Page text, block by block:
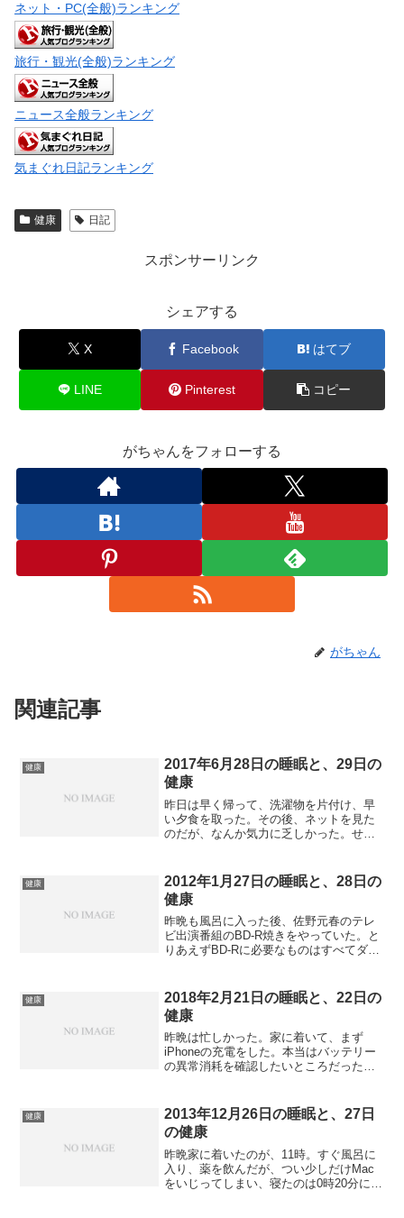
ネット・PC(全般)ランキング
旅行・観光(全般)ランキング
ニュース全般ランキング
気まぐれ日記ランキング
健康 日記
スポンサーリンク
シェアする
X Facebook はてブ
LINE Pinterest コピー
がちゃんをフォローする
がちゃん
関連記事
健康
2017年6月28日の睡眠と、29日の
健康
昨日は早く帰って、洗濯物を片付け、早
い夕食を取った。その後、ネットを見た
のだが、なんか気力に乏しかった。せっ
が、欲しいものがない。買い物する気力
がなくて、入浴後、ベッド...
健康
2012年1月27日の睡眠と、28日の
健康
昨晩も風呂に入った後、佐野元春のテレ
ビ出演番組のBD-R焼きをやっていた。と
りあえずBD-Rに必要なものはすべてダビ
くなかったが、不眠というほどでもなく
眠りについた...
健康
2018年2月21日の睡眠と、22日の
健康
昨晩は忙しかった。家に着いて、まず
iPhoneの充電をした。本当はバッテリー
の異常消耗を確認したいところだった
ロン掛け。その途中で輸入盤Blu-rayの受
け取りもしてい...
健康
2013年12月26日の睡眠と、27日
の健康
昨晩家に着いたのが、11時。すぐ風呂に
入り、薬を飲んだが、つい少しだけMac
をいじってしまい、寝たのは0時20分にな